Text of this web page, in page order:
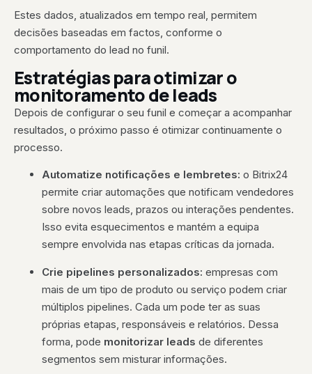
Estes dados, atualizados em tempo real, permitem
decisões baseadas em factos, conforme o
comportamento do lead no funil.
Estratégias para otimizar o
monitoramento de leads
Depois de configurar o seu funil e começar a acompanhar
resultados, o próximo passo é otimizar continuamente o
processo.
Automatize notificações e lembretes: o Bitrix24
permite criar automações que notificam vendedores
sobre novos leads, prazos ou interações pendentes.
Isso evita esquecimentos e mantém a equipa
sempre envolvida nas etapas críticas da jornada.
Crie pipelines personalizados: empresas com
mais de um tipo de produto ou serviço podem criar
múltiplos pipelines. Cada um pode ter as suas
próprias etapas, responsáveis e relatórios. Dessa
forma, pode monitorizar leads de diferentes
segmentos sem misturar informações.